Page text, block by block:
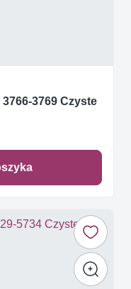
3769 Czyste